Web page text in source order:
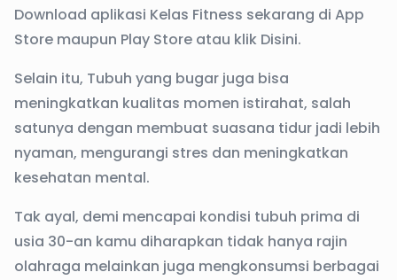
Download aplikasi Kelas Fitness sekarang di App
Store maupun Play Store atau klik Disini.
Selain itu, Tubuh yang bugar juga bisa
meningkatkan kualitas momen istirahat, salah
satunya dengan membuat suasana tidur jadi lebih
nyaman, mengurangi stres dan meningkatkan
kesehatan mental.
Tak ayal, demi mencapai kondisi tubuh prima di
usia 30-an kamu diharapkan tidak hanya rajin
olahraga melainkan juga mengkonsumsi berbagai